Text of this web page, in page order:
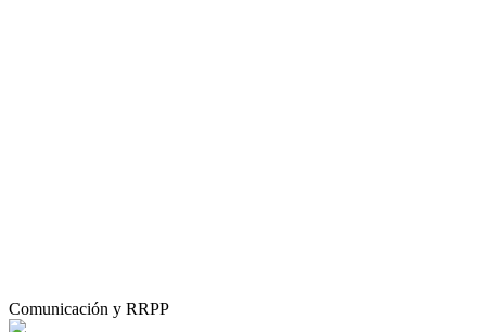
Comunicación y RRPP